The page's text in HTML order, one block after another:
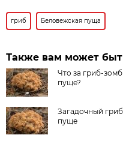
гриб Беловежская пуща
Также вам может
Что за гриб-
пуще?
Загадочный
пуще